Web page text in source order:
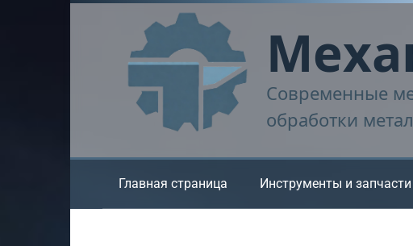
Современные
обработки
Главная страница Инструменты и запчасти